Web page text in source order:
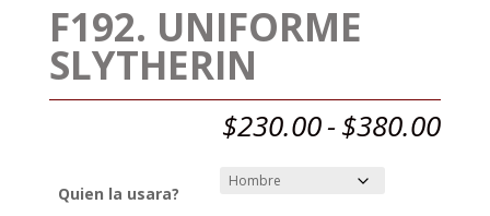
F192. UNIFORME
SLYTHERIN
$230.00-$380.00
Quien la usara?